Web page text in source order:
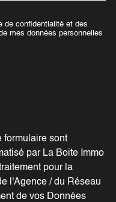
de confidentialité et des
mes données personnelles
formulaire sont
par La Boite Immo
pour la
l'Agence / du Réseau
de vos Données